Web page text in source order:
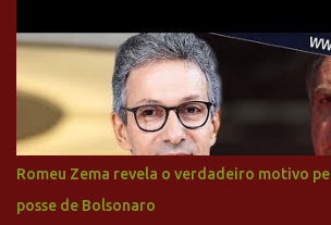
Executiva Nacional do PSDB (Valter
texto também põe fim a um mistério: três
revista que o codinome “santo” que aparece
empreiteira refere-se ao governador de São
Alckmin (PSDB) — nenhum deles, no entanto,
diretamente com o paulista. Depoimentos
dinheiro da Odebrecht bancou a campanha
mais... A Lava Jato chega ao PSDB | VEJA.com
Romeu Zema revela o verdadeiro motivo
posse de Bolsonaro